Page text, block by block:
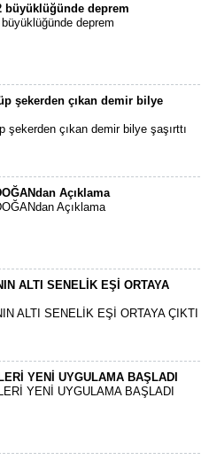
büyüklüğünde deprem
büyüklüğünde deprem
şekerden çıkan demir bilye
şekerden çıkan demir bilye şaşırttı
Açıklama
Açıklama
ALTI SENELİK EŞİ ORTAYA
ALTI SENELİK EŞİ ORTAYA ÇIKTI
YENİ UYGULAMA BAŞLADI
YENİ UYGULAMA BAŞLADI